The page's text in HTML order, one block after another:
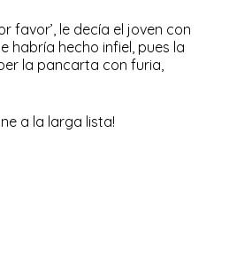
favor’, le decía el joven con
habría hecho infiel, pues la
la pancarta con furia,
a la larga lista!